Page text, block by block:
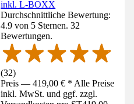
inkl. L-BOXX
Durchschnittliche Bewertung:
4.9 von 5 Sternen. 32
Bewertungen.
(32)
Preis — 419,00 € * Alle Preise
inkl. MwSt. und ggf. zzgl.